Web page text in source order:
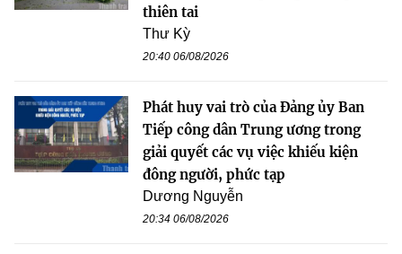
thiên tai
Thư Kỳ
20:40 06/08/2026
Phát huy vai trò của Đảng ủy Ban
Tiếp công dân Trung ương trong
giải quyết các vụ việc khiếu kiện
đông người, phức tạp
Dương Nguyễn
20:34 06/08/2026